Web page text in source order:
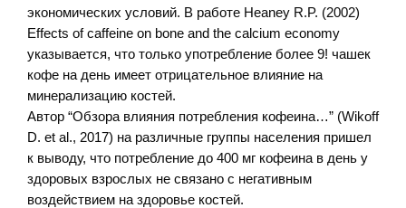
экономических условий. В работе Heaney R.P. (2002)
Effects of caffeine on bone and the calcium economy
указывается, что только употребление более 9! чашек
кофе на день имеет отрицательное влияние на
минерализацию костей.
Автор “Обзора влияния потребления кофеина…” (Wikoff
D. et al., 2017) на различные группы населения пришел
к выводу, что потребление до 400 мг кофеина в день у
здоровых взрослых не связано с негативным
воздействием на здоровье костей.